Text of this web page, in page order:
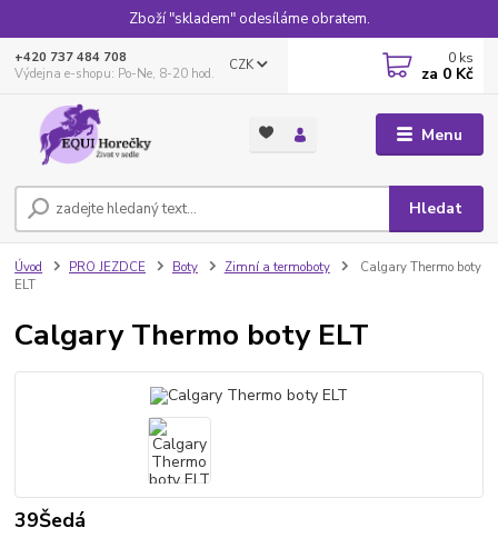
Zboží "skladem" odesíláme obratem.
Menu
CZK
Hledat
+420 737 484 708
Výdejna e-shopu: Po-Ne, 8-20 hod.
0 ks
za 0 Kč
Úvod PRO JEZDCE Boty Zimní a termoboty
Calgary Thermo boty
ELT
Calgary Thermo boty ELT
39Šedá